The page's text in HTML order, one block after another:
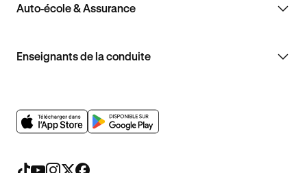
Auto-école & Assurance
Enseignants de la conduite